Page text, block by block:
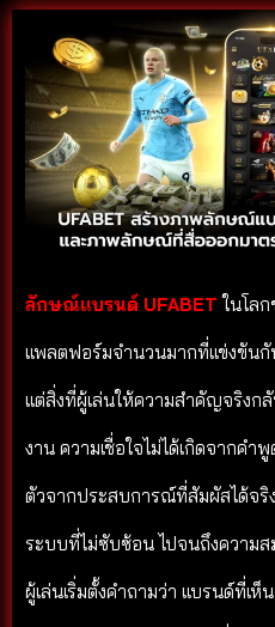
ลักษณ์แบรนด์ UFABET ในโล
แพลตฟอร์มจำนวนมากที่แข่งขัน
แต่สิ่งที่ผู้เล่นให้ความสำคัญจริงกลั
งาน ความเชื่อใจไม่ได้เกิดจากคำ
ตัวจากประสบการณ์ที่สัมผัสได้จริ
ระบบที่ไม่ซับซ้อน ไปจนถึงความส
ผู้เล่นเริ่มตั้งคำถามว่า แบรนด์ที่เ